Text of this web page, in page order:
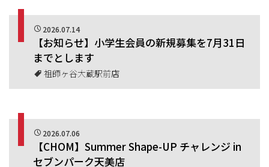
2026.07.14
【お知らせ】小学生会員の新規募集を7月31日
までとします
祖師ヶ谷大蔵駅前店
2026.07.06
【CHOM】Summer Shape-UP チャレンジ in
セブンパーク天美店